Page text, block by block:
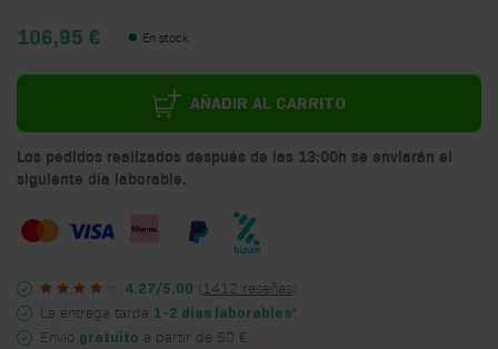
106,95 € En stock
AÑADIR AL CARRITO
Los pedidos realizados después de las 13:00h se enviarán el
siguiente día laborable.
4.27/5.00 ( 1412 reseñas)
La entrega tarda 1-2 días laborables*
Envío gratuito a partir de 50 €